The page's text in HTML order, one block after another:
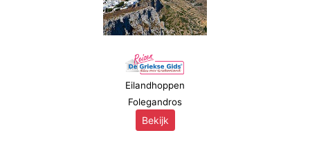
Eilandhoppen
Folegandros
Bekijk